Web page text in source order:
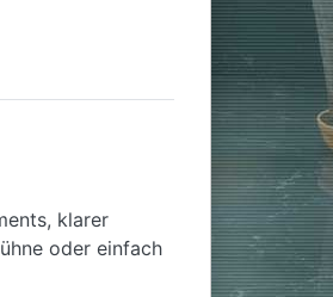
klarer
oder einfach